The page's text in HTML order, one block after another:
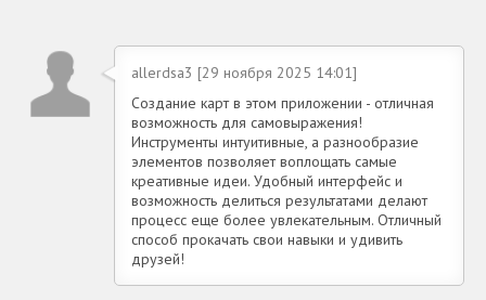
allerdsa3 [29 ноября 2025 14:01]
Создание карт в этом приложении - отличная
возможность для самовыражения!
Инструменты интуитивные, а разнообразие
элементов позволяет воплощать самые
креативные идеи. Удобный интерфейс и
возможность делиться результатами делают
процесс еще более увлекательным. Отличный
способ прокачать свои навыки и удивить
друзей!